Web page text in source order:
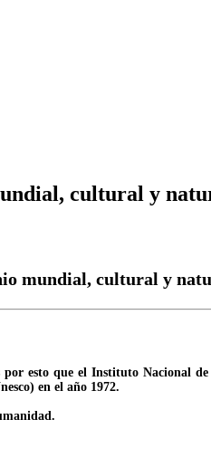
cultural y
mundial, cultural y
esto que el Instituto Nacional de
en el año 1972.